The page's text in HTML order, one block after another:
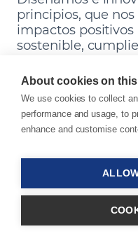
principios, que
impactos
sostenible,
y del mercado.
Nos
Nuestro Sistema de
enfoque
nuestros productos,
About cookies on
We use cookies to collect
performance and usage, to
enhance and customise